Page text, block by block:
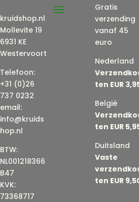
kruidshop.nl
Mollevite 19
6931 KE
Westervoort
Telefoon:
+31 (0)26
737 0232
email:
info@kruids
hop.nl
BTW:
NL001218366
B47
KVK:
73368717
Gratis
verzending
vanaf 45
euro
Nederland
ten EUR
België
ten EUR
Duitsland
Vaste
ten EUR